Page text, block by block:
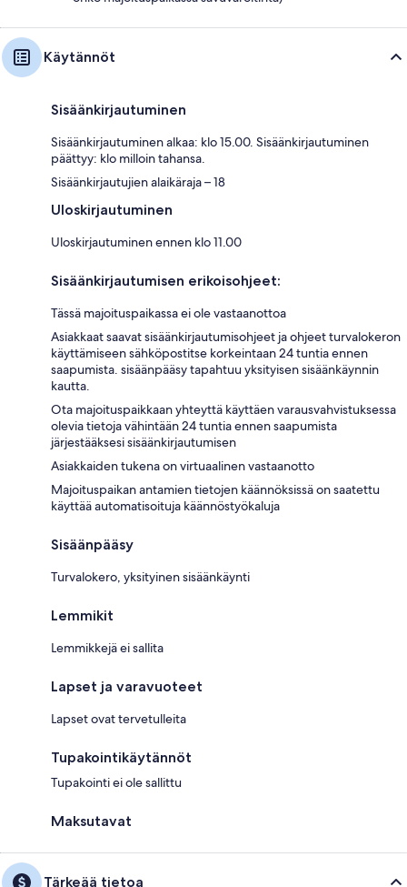
Käytännöt
Sisäänkirjautuminen
Sisäänkirjautuminen alkaa: klo 15.00. Sisäänkirjautuminen
päättyy: klo milloin tahansa.
Sisäänkirjautujien alaikäraja – 18
Uloskirjautuminen
Uloskirjautuminen ennen klo 11.00
Sisäänkirjautumisen erikoisohjeet:
Tässä majoituspaikassa ei ole vastaanottoa
Asiakkaat saavat sisäänkirjautumisohjeet ja ohjeet turvalokeron
käyttämiseen sähköpostitse korkeintaan 24 tuntia ennen
saapumista. sisäänpääsy tapahtuu yksityisen sisäänkäynnin
kautta.
Ota majoituspaikkaan yhteyttä käyttäen varausvahvistuksessa
olevia tietoja vähintään 24 tuntia ennen saapumista
järjestääksesi sisäänkirjautumisen
Asiakkaiden tukena on virtuaalinen vastaanotto
Majoituspaikan antamien tietojen käännöksissä on saatettu
käyttää automatisoituja käännöstyökaluja
Sisäänpääsy
Turvalokero, yksityinen sisäänkäynti
Lemmikit
Lemmikkejä ei sallita
Lapset ja varavuoteet
Lapset ovat tervetulleita
Tupakointikäytännöt
Tupakointi ei ole sallittu
Maksutavat
Tärkeää tietoa